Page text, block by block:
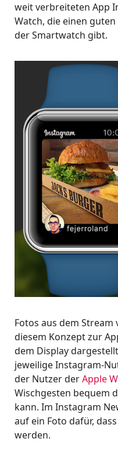
weit verbreiteten App
Watch, die einen
der Smartwatch gibt.
Fotos aus dem
diesem Konzept zur
dem Display
jeweilige Instagram-
der Nutzer derApple
Wischgesten bequem
kann. Im Instagram
auf ein Foto dafür,
werden.